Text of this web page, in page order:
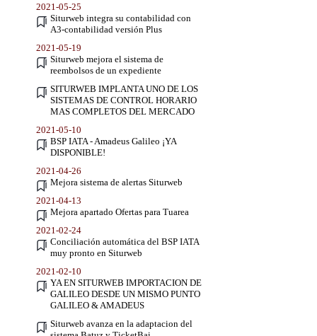
2021-05-25
Siturweb integra su contabilidad con
A3-contabilidad versión Plus
2021-05-19
Siturweb mejora el sistema de
reembolsos de un expediente
SITURWEB IMPLANTA UNO DE LOS
SISTEMAS DE CONTROL HORARIO
MAS COMPLETOS DEL MERCADO
2021-05-10
BSP IATA - Amadeus Galileo ¡YA
DISPONIBLE!
2021-04-26
Mejora sistema de alertas Siturweb
2021-04-13
Mejora apartado Ofertas para Tuarea
2021-02-24
Conciliación automática del BSP IATA
muy pronto en Siturweb
2021-02-10
YA EN SITURWEB IMPORTACION DE
GALILEO DESDE UN MISMO PUNTO
GALILEO & AMADEUS
Siturweb avanza en la adaptacion del